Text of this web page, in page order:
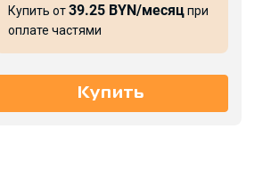
Купить от39.25 BYN/месяцпри
оплате частями